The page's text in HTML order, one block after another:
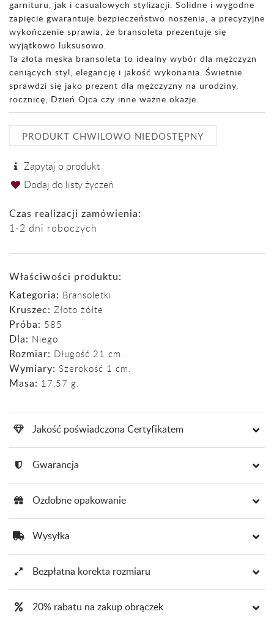
garnituru, jak i casualowych stylizacji. Solidne i wygodne
zapięcie gwarantuje bezpieczeństwo noszenia, a precyzyjne
wykończenie sprawia, że bransoleta prezentuje się
wyjątkowo luksusowo.
Ta złota męska bransoleta to idealny wybór dla mężczyzn
ceniących styl, elegancję i jakość wykonania. Świetnie
sprawdzi się jako prezent dla mężczyzny na urodziny,
rocznicę, Dzień Ojca czy inne ważne okazje.
PRODUKT CHWILOWO NIEDOSTĘPNY
Zapytaj o produkt
Dodaj do listy życzeń
Czas realizacji zamówienia:
1-2 dni roboczych
Właściwości produktu:
Kategoria: Bransoletki
Kruszec: Złoto żółte
Próba: 585
Dla: Niego
Rozmiar: Długość 21 cm.
Wymiary: Szerokość 1 cm.
Masa: 17,57 g.
Jakość poświadczona Certyfikatem
Gwarancja
Ozdobne opakowanie
Wysyłka
Bezpłatna korekta rozmiaru
20% rabatu na zakup obrączek